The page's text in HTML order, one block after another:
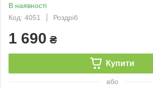
В наявності
Код: 4051
Роздріб
1 690 ₴
Купити
або